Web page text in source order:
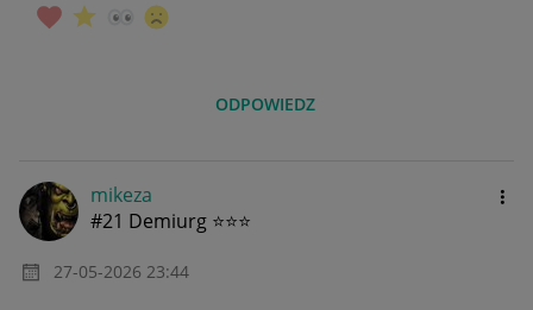
ODPOWIEDZ
mikeza
#21 Demiurg ⭐⭐⭐
‎27-05-2026 23:44